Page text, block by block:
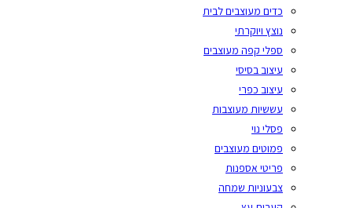
כדים מעוצבים לבית
נוצץ ויוקרתי
ספלי קפה מעוצבים
עיצוב בסיסי
עיצוב כפרי
עששיות מעוצבות
פסלי נוי
פמוטים מעוצבים
פריטי אספנות
צבעוניות שמחה